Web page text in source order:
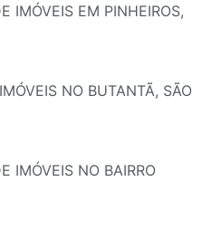
IMÓVEIS EM PINHEIROS,
NO BUTANTÃ, SÃO
IMÓVEIS NO BAIRRO